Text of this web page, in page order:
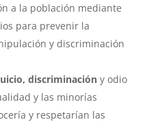
a la población mediante
para prevenir la
y discriminación
discriminacióny odio
y las minorías
y respetarían las